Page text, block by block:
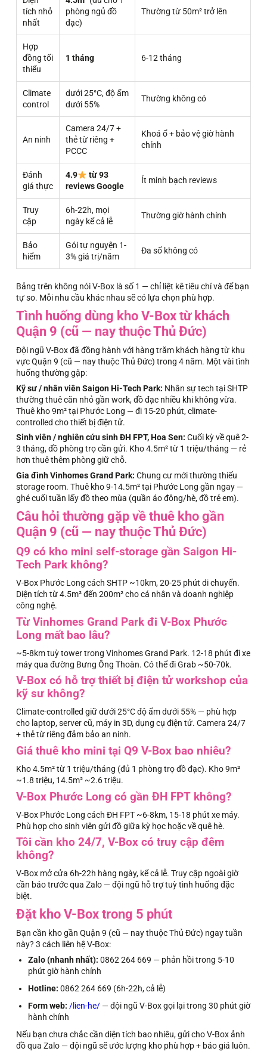
tích nhỏ
nhất
phòng ngủ đồ
đạc)
Thường từ 50m² trở lên
Hợp
đồng tối
thiểu
1 tháng 6-12 tháng
Climate
control
dưới 25°C, độ ẩm
dưới 55%
Thường không có
An ninh
Camera 24/7 +
thẻ từ riêng +
PCCC
Khoá ổ + bảo vệ giờ hành
chính
Đánh
giá thực
4.9
từ 93
reviews Google
Ít minh bạch reviews
Truy
cập
6h-22h, mọi
ngày kể cả lễ
Thường giờ hành chính
Bảo
hiểm
Gói tự nguyện 1-
3% giá trị/năm
Đa số không có
Bảng trên không nói V-Box là số 1 — chỉ liệt kê tiêu chí và để bạn
tự so. Mỗi nhu cầu khác nhau sẽ có lựa chọn phù hợp.
Tình huống dùng kho V-Box từ khách
Quận 9 (cũ — nay thuộc Thủ Đức)
Đội ngũ V-Box đã đồng hành với hàng trăm khách hàng từ khu
vực Quận 9 (cũ — nay thuộc Thủ Đức) trong 4 năm. Một vài tình
huống thường gặp:
Kỹ sư / nhân viên Saigon Hi-Tech Park: Nhân sự tech tại SHTP
thường thuê căn nhỏ gần work, đồ đạc nhiều khi không vừa.
Thuê kho 9m² tại Phước Long — đi 15-20 phút, climate-
controlled cho thiết bị điện tử.
Sinh viên / nghiên cứu sinh ĐH FPT, Hoa Sen: Cuối kỳ về quê 2-
3 tháng, đồ phòng trọ cần gửi. Kho 4.5m² từ 1 triệu/tháng — rẻ
hơn thuê thêm phòng giữ chỗ.
Gia đình Vinhomes Grand Park: Chung cư mới thường thiếu
storage room. Thuê kho 9-14.5m² tại Phước Long gần ngay —
ghé cuối tuần lấy đồ theo mùa (quần áo đông/hè, đồ trẻ em).
Câu hỏi thường gặp về thuê kho gần
Quận 9 (cũ — nay thuộc Thủ Đức)
Q9 có kho mini self-storage gần Saigon Hi-
Tech Park không?
V-Box Phước Long cách SHTP ~10km, 20-25 phút di chuyển.
Diện tích từ 4.5m² đến 200m² cho cá nhân và doanh nghiệp
công nghệ.
Từ Vinhomes Grand Park đi V-Box Phước
Long mất bao lâu?
~5-8km tuỳ tower trong Vinhomes Grand Park. 12-18 phút đi xe
máy qua đường Bưng Ông Thoàn. Có thể đi Grab ~50-70k.
V-Box có hỗ trợ thiết bị điện tử workshop của
kỹ sư không?
Climate-controlled giữ dưới 25°C độ ẩm dưới 55% — phù hợp
cho laptop, server cũ, máy in 3D, dụng cụ điện tử. Camera 24/7
+ thẻ từ riêng đảm bảo an ninh.
Giá thuê kho mini tại Q9 V-Box bao nhiêu?
Kho 4.5m² từ 1 triệu/tháng (đủ 1 phòng trọ đồ đạc). Kho 9m²
~1.8 triệu, 14.5m² ~2.6 triệu.
V-Box Phước Long có gần ĐH FPT không?
V-Box Phước Long cách ĐH FPT ~6-8km, 15-18 phút xe máy.
Phù hợp cho sinh viên gửi đồ giữa kỳ học hoặc về quê hè.
Tôi cần kho 24/7, V-Box có truy cập đêm
không?
V-Box mở cửa 6h-22h hàng ngày, kể cả lễ. Truy cập ngoài giờ
cần báo trước qua Zalo — đội ngũ hỗ trợ tuỳ tình huống đặc
biệt.
Đặt kho V-Box trong 5 phút
Bạn cần kho gần Quận 9 (cũ — nay thuộc Thủ Đức) ngay tuần
này? 3 cách liên hệ V-Box:
Zalo (nhanh nhất): 0862 264 669 — phản hồi trong 5-10
phút giờ hành chính
Hotline: 0862 264 669 (6h-22h, cả lễ)
Form web: /lien-he/— đội ngũ V-Box gọi lại trong 30 phút giờ
hành chính
Nếu bạn chưa chắc cần diện tích bao nhiêu, gửi cho V-Box ảnh
đồ qua Zalo — đội ngũ sẽ ước lượng kho phù hợp + báo giá luôn.